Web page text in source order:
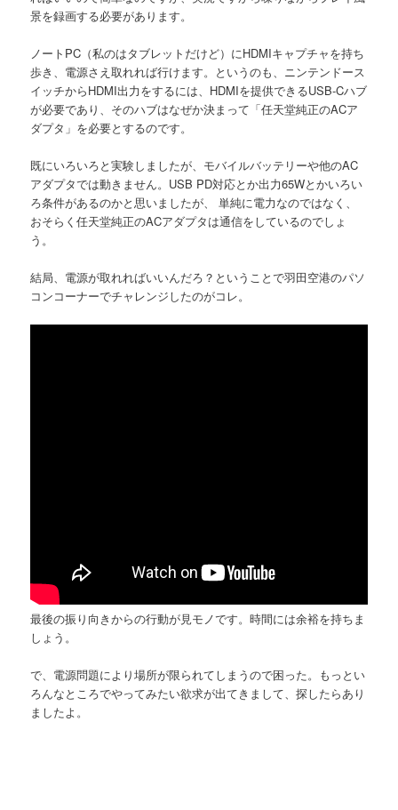
景を録画する必要があります。
ノートPC（私のはタブレットだけど）にHDMIキャプチャを持ち
歩き、電源さえ取れれば行けます。というのも、ニンテンドース
イッチからHDMI出力をするには、HDMIを提供できるUSB-Cハブ
が必要であり、そのハブはなぜか決まって「任天堂純正のACア
ダプタ」を必要とするのです。
既にいろいろと実験しましたが、モバイルバッテリーや他のAC
アダプタでは動きません。USB PD対応とか出力65Wとかいろい
ろ条件があるのかと思いましたが、 単純に電力なのではなく、
おそらく任天堂純正のACアダプタは通信をしているのでしょ
う。
結局、電源が取れればいいんだろ？ということで羽田空港のパソ
コンコーナーでチャレンジしたのがコレ。
最後の振り向きからの行動が見モノです。時間には余裕を持ちま
しょう。
で、電源問題により場所が限られてしまうので困った。もっとい
ろんなところでやってみたい欲求が出てきまして、探したらあり
ましたよ。